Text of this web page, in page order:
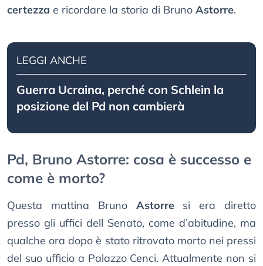
certezza e ricordare la storia di Bruno Astorre.
LEGGI ANCHE
Guerra Ucraina, perché con Schlein la
posizione del Pd non cambierà
Pd, Bruno Astorre: cosa è successo e
come è morto?
Questa mattina Bruno Astorresi era diretto
presso gli uffici dell Senato, come d’abitudine, ma
qualche ora dopo è stato ritrovato morto nei pressi
del suo ufficio a Palazzo Cenci. Attualmente non si